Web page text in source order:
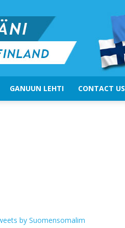
GANUUN LEHTI CONTACT US
by Suomensomalim